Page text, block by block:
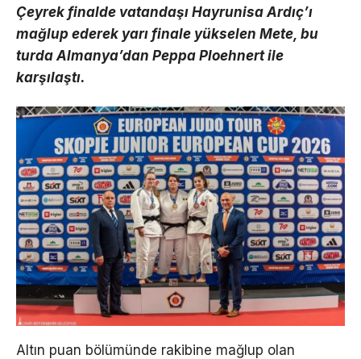
Çeyrek finalde vatandaşı Hayrunisa Ardıç’ı
mağlup ederek yarı finale yükselen Mete, bu
turda Almanya’dan Peppa Ploehnert ile
karşılaştı.
Altın puan bölümünde rakibine mağlup olan